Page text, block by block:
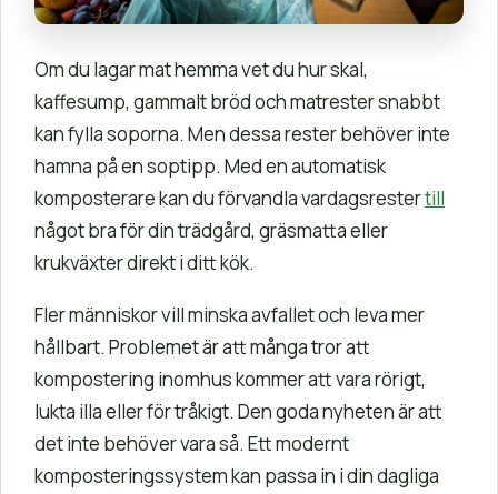
Om du lagar mat hemma vet du hur skal,
kaffesump, gammalt bröd och matrester snabbt
kan fylla soporna. Men dessa rester behöver inte
hamna på en soptipp. Med en automatisk
komposterare kan du förvandla vardagsrestertill
något bra för din trädgård, gräsmatta eller
krukväxter direkt i ditt kök.
Fler människor vill minska avfallet och leva mer
hållbart. Problemet är att många tror att
kompostering inomhus kommer att vara rörigt,
lukta illa eller för tråkigt. Den goda nyheten är att
det inte behöver vara så. Ett modernt
komposteringssystem kan passa in i din dagliga